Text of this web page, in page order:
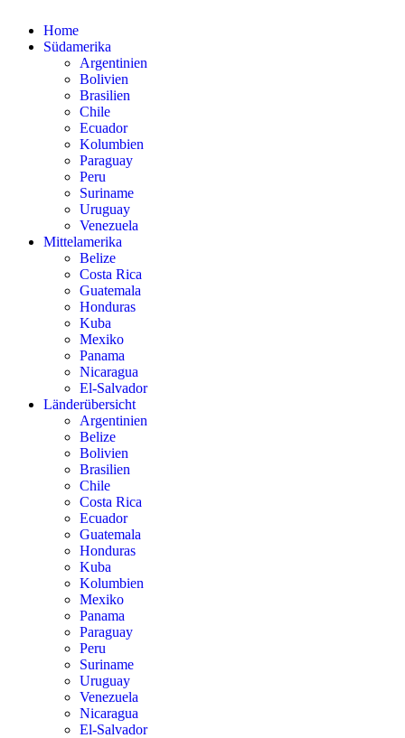
Home
Südamerika
Argentinien
Bolivien
Brasilien
Chile
Ecuador
Kolumbien
Paraguay
Peru
Suriname
Uruguay
Venezuela
Mittelamerika
Belize
Costa Rica
Guatemala
Honduras
Kuba
Mexiko
Panama
Nicaragua
El-Salvador
Länderübersicht
Argentinien
Belize
Bolivien
Brasilien
Chile
Costa Rica
Ecuador
Guatemala
Honduras
Kuba
Kolumbien
Mexiko
Panama
Paraguay
Peru
Suriname
Uruguay
Venezuela
Nicaragua
El-Salvador